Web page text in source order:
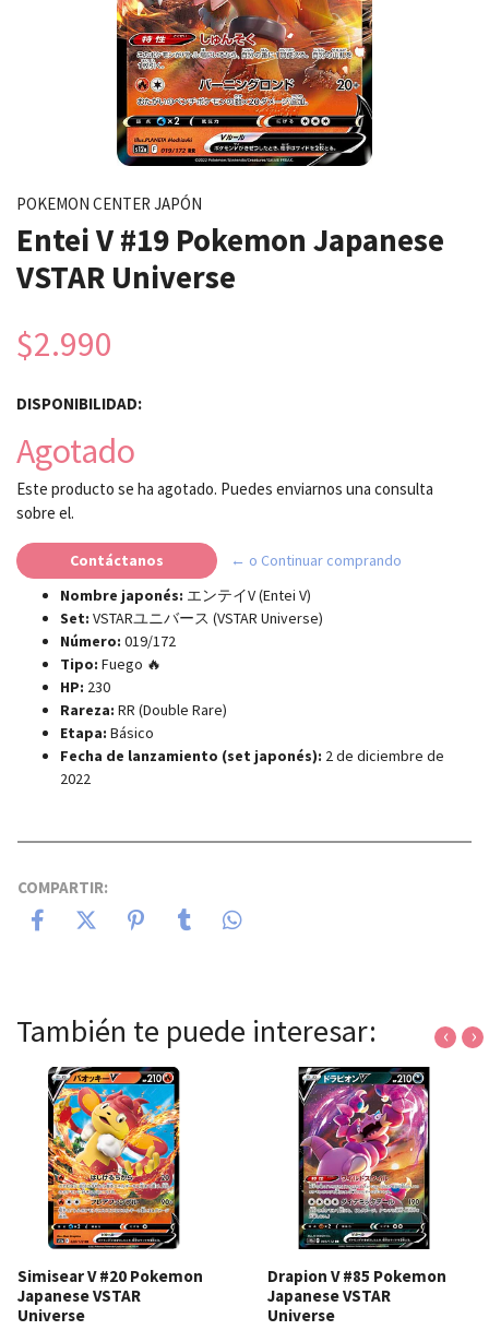
POKEMON CENTER JAPÓN
Entei V #19 Pokemon Japanese
VSTAR Universe
$2.990
DISPONIBILIDAD:
Agotado
Este producto se ha agotado. Puedes enviarnos una consulta
sobre el.
Contáctanos
← o Continuar comprando
Nombre japonés: エンテイV (Entei V)
Set: VSTARユニバース (VSTAR Universe)
Número: 019/172
Tipo: Fuego 🔥
HP: 230
Rareza: RR (Double Rare)
Etapa: Básico
Fecha de lanzamiento (set japonés): 2 de diciembre de
2022
COMPARTIR:
También te puede interesar:
Simisear V #20 Pokemon
Japanese VSTAR
Universe
Drapion V #85 Pokemon
Japanese VSTAR
Universe
‹ ›